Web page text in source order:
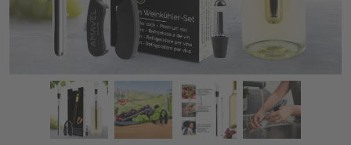
Weinkühler Set - Kühlstab mit Weinzubehör
Zurück